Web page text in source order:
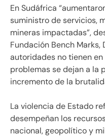
En Sudáfrica
suministro de servicios,
mineras impactadas”,
Fundación Bench Marks,
autoridades no tienen
problemas se dejan a la
incremento de la
La violencia de Estado
desempeñan los
nacional, geopolítico y